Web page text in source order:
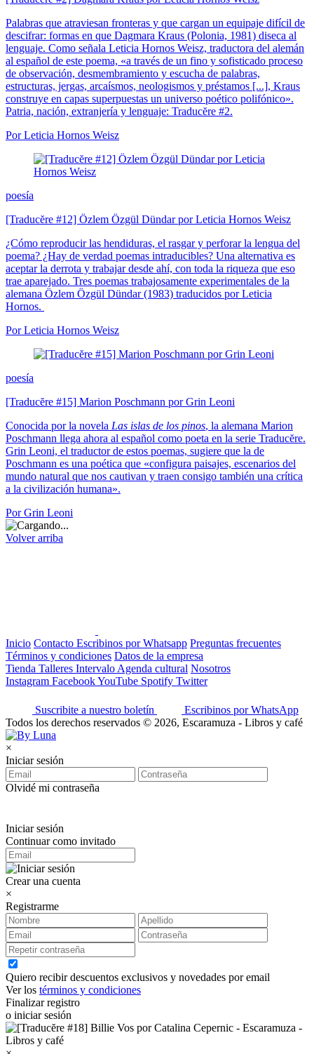
Palabras que atraviesan fronteras y que cargan un equipaje difícil de
descifrar: formas en que Dagmara Kraus (Polonia, 1981) diseca al
lenguaje. Como señala Leticia Hornos Weisz, traductora del alemán
al español de este poema, «a través de un fino y sofisticado proceso
de observación, desmembramiento y escucha de palabras,
estructuras, jergas, arcaísmos, neologismos y préstamos [...], Kraus
construye en capas superpuestas un universo poético polifónico».
Patria, nación, extranjería y lenguaje: Traducĕre #2.
Por Leticia Hornos Weisz
poesía
[Traducĕre #12] Özlem Özgül Dündar por Leticia Hornos Weisz
¿Cómo reproducir las hendiduras, el rasgar y perforar la lengua del
poema? ¿Hay de verdad poemas intraducibles? Una alternativa es
aceptar la derrota y trabajar desde ahí, con toda la riqueza que eso
trae aparejado. Tres poemas trabajosamente experimentales de la
alemana Özlem Özgül Dündar (1983) traducidos por Leticia
Hornos.
Por Leticia Hornos Weisz
poesía
[Traducĕre #15] Marion Poschmann por Grin Leoni
Conocida por la novela Las islas de los pinos, la alemana Marion
Poschmann llega ahora al español como poeta en la serie Traducĕre.
Grin Leoni, el traductor de estos poemas, sugiere que la de
Poschmann es una poética que «configura paisajes, escenarios del
mundo natural que nos cautivan y traen consigo también una crítica
a la civilización humana».
Por Grin Leoni
Volver arriba
Inicio Contacto Escribinos por Whatsapp Preguntas frecuentes
Términos y condiciones Datos de la empresa
Tienda Talleres Intervalo Agenda cultural Nosotros
Instagram FacebookYouTube Spotify Twitter
Suscribite a nuestro boletín
Escribinos por WhatsApp
Todos los derechos reservados © 2026, Escaramuza - Libros y café
×
Iniciar sesión
Olvidé mi contraseña
Iniciar sesión
Continuar como invitado
Crear una cuenta
×
Registrarme
Quiero recibir descuentos exclusivos y novedades por email
Ver los términos y condiciones
Finalizar registro
o iniciar sesión